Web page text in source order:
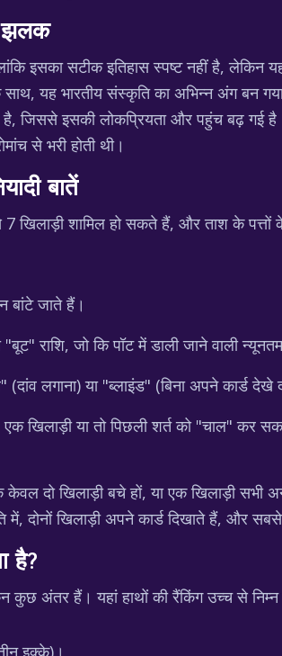
झलक
इसका सटीक इतिहास स्पष्ट नहीं है,
यह भारतीय संस्कृति का अभिन्न अंग बन
जिससे इसकी लोकप्रियता और पहुंच बढ़ गई
से भरी होती थी।
बातें
शामिल हो सकते हैं, और ताश के
बांटे जाते हैं।
राशि, जो कि पॉट में डाली जाने वाली न्यूनतम
(दांव लगाना) या "ब्लाइंड" (बिना अपने कार्ड
एक खिलाड़ी या तो पिछली शर्त को "चाल"
दो खिलाड़ी बचे हों, या एक खिलाड़ी सभी
दोनों खिलाड़ी अपने कार्ड दिखाते हैं, और सबसे
है?
कुछ अंतर हैं। यहां हाथों की रैंकिंग उच्च से
इक्के)।